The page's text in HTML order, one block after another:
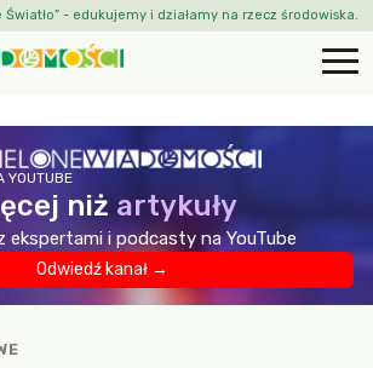
- edukujemy i działamy na rzecz środowiska.
YOUTUBE
niż artykuły
ekspertami i podcasty na YouTube
Odwiedź kanał →